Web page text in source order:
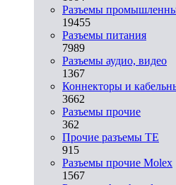
Разъeмы
19455
Разъeмы питания
7989
Разъeмы аудио, видео
1367
Коннекторы и
3662
Разъeмы прочие
362
Прочие разъемы TE
915
Разъемы прочие Molex
1567